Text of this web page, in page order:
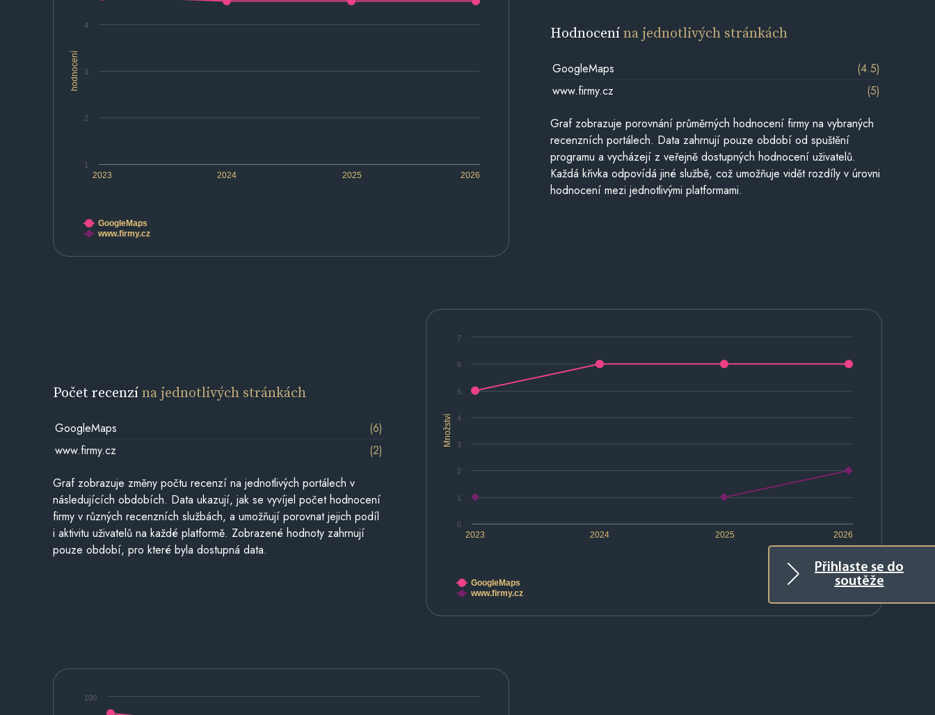
Přihlaste se do
soutěže
hodnocení
2023 2024 2025 2026
1
2
3
4
GoogleMaps
www.firmy.cz
Hodnocenína jednotlivých stránkách
GoogleMaps
(4.5)
www.firmy.cz
(5)
Graf zobrazuje porovnání průměrných hodnocení firmy na vybraných
recenzních portálech. Data zahrnují pouze období od spuštění
programu a vycházejí z veřejně dostupných hodnocení uživatelů.
Každá křivka odpovídá jiné službě, což umožňuje vidět rozdíly v úrovni
hodnocení mezi jednotlivými platformami.
Množství
2023 2024 2025 2026
0
1
2
3
4
5
6
7
GoogleMaps
www.firmy.cz
Počet recenzína jednotlivých stránkách
GoogleMaps
(6)
www.firmy.cz
(2)
Graf zobrazuje změny počtu recenzí na jednotlivých portálech v
následujících obdobích. Data ukazují, jak se vyvíjel počet hodnocení
firmy v různých recenzních službách, a umožňují porovnat jejich podíl
i aktivitu uživatelů na každé platformě. Zobrazené hodnoty zahrnují
pouze období, pro které byla dostupná data.
100